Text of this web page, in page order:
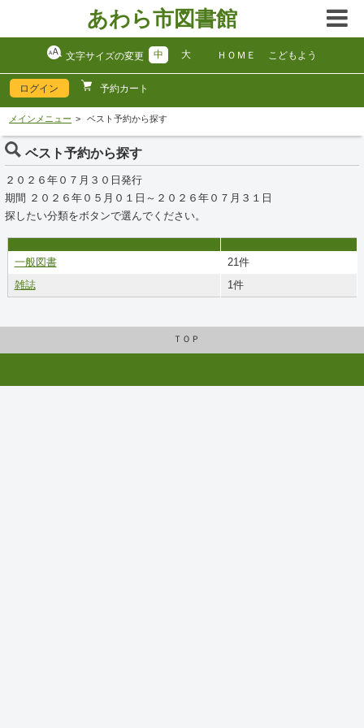
あわら市図書館
文字サイズの変更 中 大 ＨＯＭＥ こどもよう
ログイン 予約カート
メインメニュー ベスト予約から探す
ベスト予約から探す
２０２６年０７月３０日発行
期間 ２０２６年０５月０１日～２０２６年０７月３１日
探したい分類をボタンで選んでください。
一般図書
21件
雑誌
1件
ＴＯＰ